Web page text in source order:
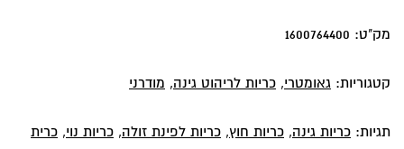
מק"ט: 1600764400
קטגוריות: גאומטרי, כריות לריהוט גינה, מודרני
תגיות: כריות גינה, כריות חוץ, כריות לפינת זולה, כריות נוי, כרית